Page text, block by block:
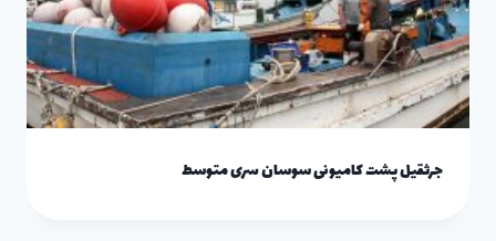
جرثقیل پشت کامیونی سوسان سری متوسط